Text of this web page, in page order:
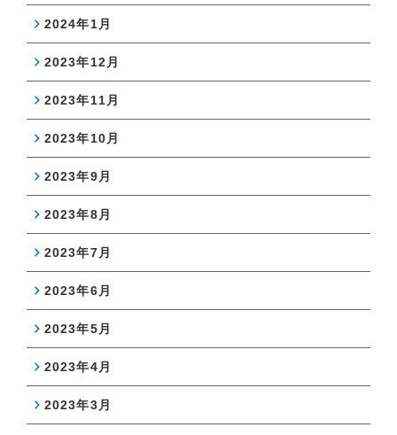
2024年1月
2023年12月
2023年11月
2023年10月
2023年9月
2023年8月
2023年7月
2023年6月
2023年5月
2023年4月
2023年3月